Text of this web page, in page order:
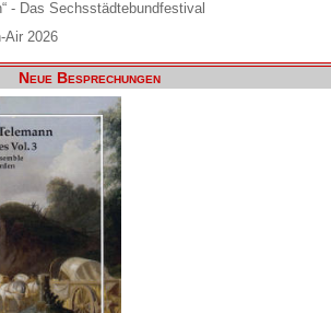
- Das Sechsstädtebundfestival
Air 2026
Neue Besprechungen